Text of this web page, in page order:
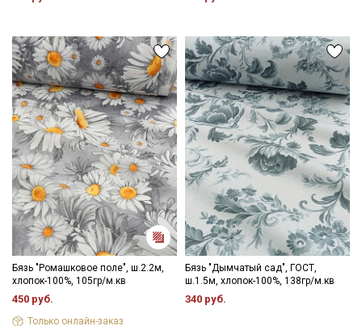
- отбеливатели запрещены для цветных расцветок
- сушить в подвешенном и расправленном состоянии, в
затемненном месте, не пересушивать
- гладить, используя умеренный режим.
Цветопередача (тон) может отличаться от оригинального
цвета ткани в зависимости от настроек вашего монитора и в
зависимости от партии.
Бязь "Ромашковое поле", ш.2.2м,
хлопок-100%, 105гр/м.кв
450 руб.
Только онлайн-заказ
Бязь "Дымчатый сад", ГОСТ,
ш.1.5м, хлопок-100%, 138гр/м.кв
340 руб.
Секретная рассылка от Купава
Мы публикуем здесь дополнительные
промокоды и скидки до 30% на узкие
категории тканей
Электронная почта
Подписаться